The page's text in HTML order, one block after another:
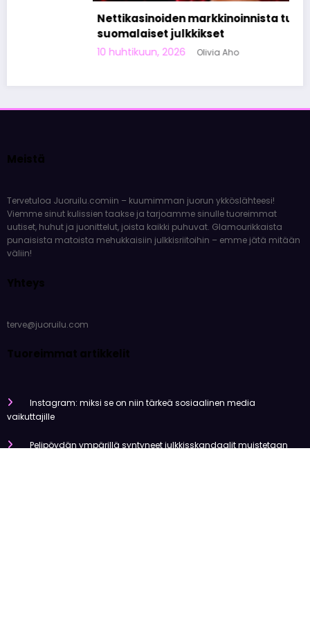
Nettikasinoiden markkinoinnista tunnetut
suomalaiset julkkikset
10 huhtikuun, 2026 Olivia Aho
Meistä
Tervetuloa Juoruilu.comiin – kuumimman juorun ykköslähteesi!
Viemme sinut kulissien taakse ja tarjoamme sinulle tuoreimmat
uutiset, huhut ja juonittelut, joista kaikki puhuvat. Glamourikkaista
punaisista matoista mehukkaisiin julkkisriitoihin – emme jätä mitään
väliin!
Yhteys
terve@juoruilu.com
Tuoreimmat artikkelit
Instagram: miksi se on niin tärkeä sosiaalinen media
vaikuttajille
Pelipöydän ympärillä syntyneet julkkisskandaalit muistetaan